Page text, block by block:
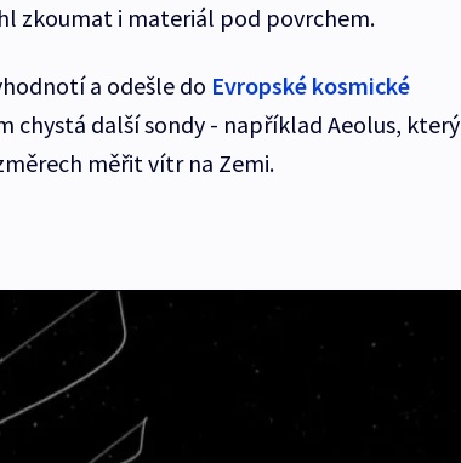
zkoumat i materiál pod povrchem.
a odešle do Evropské kosmické
chystá další sondy - například Aeolus, který
měřit vítr na Zemi.